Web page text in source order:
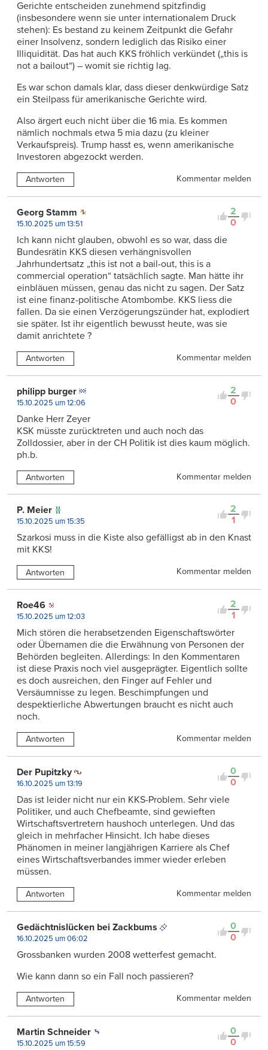
Gerichte entscheiden zunehmend spitzfindig
(insbesondere wenn sie unter internationalem Druck
stehen): Es bestand zu keinem Zeitpunkt die Gefahr
einer Insolvenz, sondern lediglich das Risiko einer
Illiquidität. Das hat auch KKS fröhlich verkündet („this is
not a bailout“) – womit sie richtig lag.
Es war schon damals klar, dass dieser denkwürdige Satz
ein Steilpass für amerikanische Gerichte wird.
Also ärgert euch nicht über die 16 mia. Es kommen
nämlich nochmals etwa 5 mia dazu (zu kleiner
Verkaufspreis). Trump hasst es, wenn amerikanische
Investoren abgezockt werden.
Antworten Kommentar melden
2
0
Georg Stamm
15.10.2025 um 13:51
Ich kann nicht glauben, obwohl es so war, dass die
Bundesrätin KKS diesen verhängnisvollen
Jahrhundertsatz „this ist not a bail-out, this is a
commercial operation“ tatsächlich sagte. Man hätte ihr
einbläuen müssen, genau das nicht zu sagen. Der Satz
ist eine finanz-politische Atombombe. KKS liess die
fallen. Da sie einen Verzögerungszünder hat, explodiert
sie später. Ist ihr eigentlich bewusst heute, was sie
damit anrichtete ?
Antworten Kommentar melden
2
0
philipp burger
15.10.2025 um 12:06
Danke Herr Zeyer
KSK müsste zurücktreten und auch noch das
Zolldossier, aber in der CH Politik ist dies kaum möglich.
ph.b.
Antworten Kommentar melden
2
1
P. Meier
15.10.2025 um 15:35
Szarkosi muss in die Kiste also gefälligst ab in den Knast
mit KKS!
Antworten Kommentar melden
2
1
Roe46
15.10.2025 um 12:03
Mich stören die herabsetzenden Eigenschaftswörter
oder Übernamen die die Erwähnung von Personen der
Behörden begleiten. Allerdings: In den Kommentaren
ist diese Praxis noch viel ausgeprägter. Eigentlich sollte
es doch ausreichen, den Finger auf Fehler und
Versäumnisse zu legen. Beschimpfungen und
despektierliche Abwertungen braucht es nicht auch
noch.
Antworten Kommentar melden
0
0
Der Pupitzky
16.10.2025 um 13:19
Das ist leider nicht nur ein KKS-Problem. Sehr viele
Politiker, und auch Chefbeamte, sind gewieften
Wirtschaftsvertretern haushoch unterlegen. Und das
gleich in mehrfacher Hinsicht. Ich habe dieses
Phänomen in meiner langjährigen Karriere als Chef
eines Wirtschaftsverbandes immer wieder erleben
müssen.
Antworten Kommentar melden
0
0
Gedächtnislücken bei Zackbums
16.10.2025 um 06:02
Grossbanken wurden 2008 wetterfest gemacht.
Wie kann dann so ein Fall noch passieren?
Antworten Kommentar melden
0
0
Martin Schneider
15.10.2025 um 15:59